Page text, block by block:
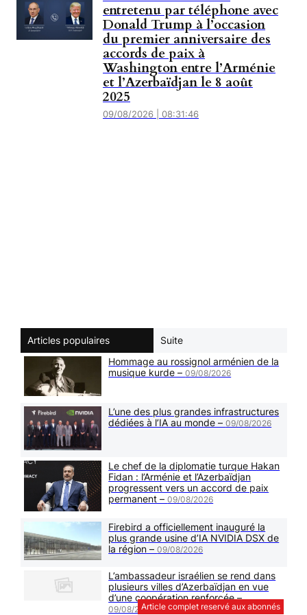
entretenu par téléphone avec
Donald Trump à l’occasion
du premier anniversaire des
accords de paix à
Washington entre l’Arménie
et l’Azerbaïdjan le 8 août
2025
09/08/2026 | 08:31:46
Articles populaires
Suite
Hommage au rossignol arménien de la
musique kurde –09/08/2026
L’une des plus grandes infrastructures
dédiées à l’IA au monde –09/08/2026
Le chef de la diplomatie turque Hakan
Fidan : l’Arménie et l’Azerbaïdjan
progressent vers un accord de paix
permanent –09/08/2026
Firebird a officiellement inauguré la
plus grande usine d’IA NVIDIA DSX de
la région –09/08/2026
Article complet reservé aux abonnés
L’ambassadeur israélien se rend dans
plusieurs villes d’Azerbaïdjan en vue
d’une coopération renforcée –
09/08/2026